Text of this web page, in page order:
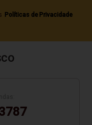
Políticas de Privacidade